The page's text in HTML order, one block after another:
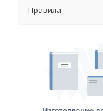
Правила